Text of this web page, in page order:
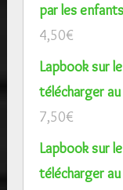
par les enfants
4,50€
Lapbook sur
télécharger
7,50€
Lapbook sur
télécharger